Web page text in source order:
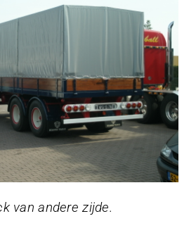
van andere zijde.